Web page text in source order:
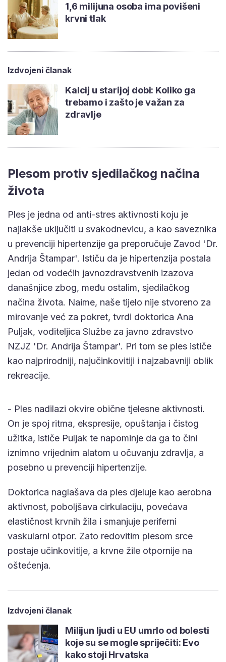
1,6 milijuna osoba ima povišeni
krvni tlak
Izdvojeni članak
Kalcij u starijoj dobi: Koliko ga
trebamo i zašto je važan za
zdravlje
Plesom protiv sjedilačkog načina
života
Ples je jedna od anti-stres aktivnosti koju je
najlakše uključiti u svakodnevicu, a kao saveznika
u prevenciji hipertenzije ga preporučuje Zavod 'Dr.
Andrija Štampar'. Ističu da je hipertenzija postala
jedan od vodećih javnozdravstvenih izazova
današnjice zbog, među ostalim, sjedilačkog
načina života. Naime, naše tijelo nije stvoreno za
mirovanje već za pokret, tvrdi doktorica Ana
Puljak, voditeljica Službe za javno zdravstvo
NZJZ 'Dr. Andrija Štampar'. Pri tom se ples ističe
kao najprirodniji, najučinkovitiji i najzabavniji oblik
rekreacije.
- Ples nadilazi okvire obične tjelesne aktivnosti.
On je spoj ritma, ekspresije, opuštanja i čistog
užitka, ističe Puljak te napominje da ga to čini
iznimno vrijednim alatom u očuvanju zdravlja, a
posebno u prevenciji hipertenzije.
Doktorica naglašava da ples djeluje kao aerobna
aktivnost, poboljšava cirkulaciju, povećava
elastičnost krvnih žila i smanjuje periferni
vaskularni otpor. Zato redovitim plesom srce
postaje učinkovitije, a krvne žile otpornije na
oštećenja.
Izdvojeni članak
Milijun ljudi u EU umrlo od bolesti
koje su se mogle spriječiti: Evo
kako stoji Hrvatska